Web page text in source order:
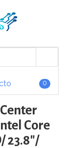
0
Core
23.8"/